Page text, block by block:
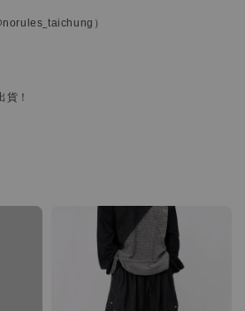
）
！